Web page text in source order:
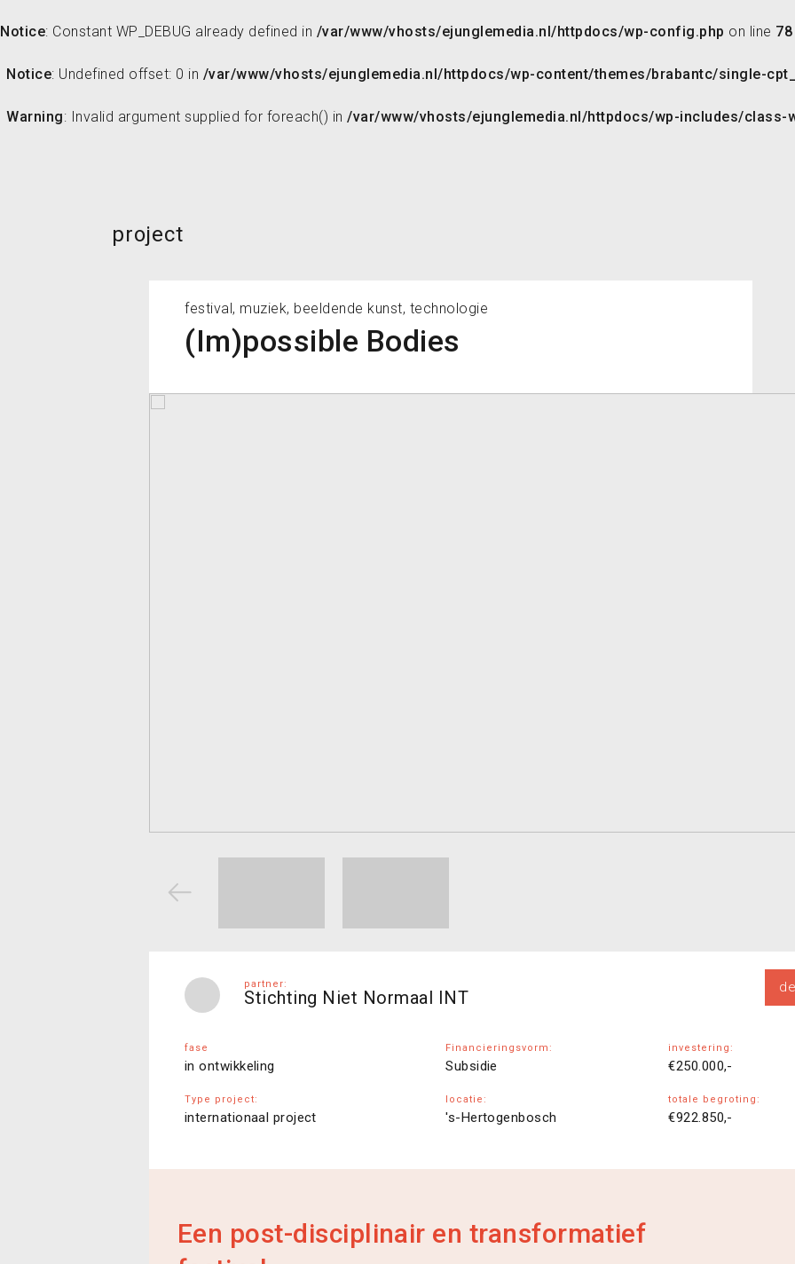
Notice: Constant WP_DEBUG already defined in /var/www/vhosts/ejunglemedia.nl/httpdocs/wp-config.php on line 78
to
Notice: Undefined offset: 0 in /var/www/vhosts/ejunglemedia.nl/httpdocs/wp-content/themes/brabantc/single-
Warning: Invalid argument supplied for foreach() in /var/www/vhosts/ejunglemedia.nl/httpdocs/wp-includes/class-
project
festival, muziek, beeldende kunst, technologie
(Im)possible Bodies
partner:
Stichting Niet Normaal INT
fase
in ontwikkeling
Financieringsvorm:
Subsidie
investering:
€250.000,-
Type project:
internationaal project
locatie:
's-Hertogenbosch
totale begroting:
€922.850,-
Een post-disciplinair en transformatief